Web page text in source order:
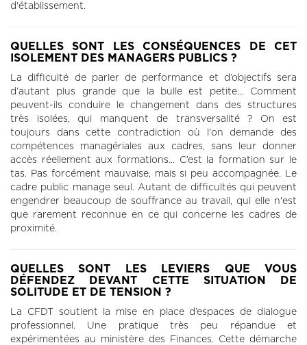
d'établissement.
QUELLES SONT LES CONSÉQUENCES DE CET
ISOLEMENT DES MANAGERS PUBLICS ?
La difficulté de parler de performance et d’objectifs sera
d’autant plus grande que la bulle est petite… Comment
peuvent-ils conduire le changement dans des structures
très isolées, qui manquent de transversalité ? On est
toujours dans cette contradiction où l'on demande des
compétences managériales aux cadres, sans leur donner
accès réellement aux formations... C’est la formation sur le
tas. Pas forcément mauvaise, mais si peu accompagnée. Le
cadre public manage seul. Autant de difficultés qui peuvent
engendrer beaucoup de souffrance au travail, qui elle n'est
que rarement reconnue en ce qui concerne les cadres de
proximité.
QUELLES SONT LES LEVIERS QUE VOUS
DÉFENDEZ DEVANT CETTE SITUATION DE
SOLITUDE ET DE TENSION ?
La CFDT soutient la mise en place d’espaces de dialogue
professionnel. Une pratique très peu répandue et
expérimentées au ministère des Finances. Cette démarche